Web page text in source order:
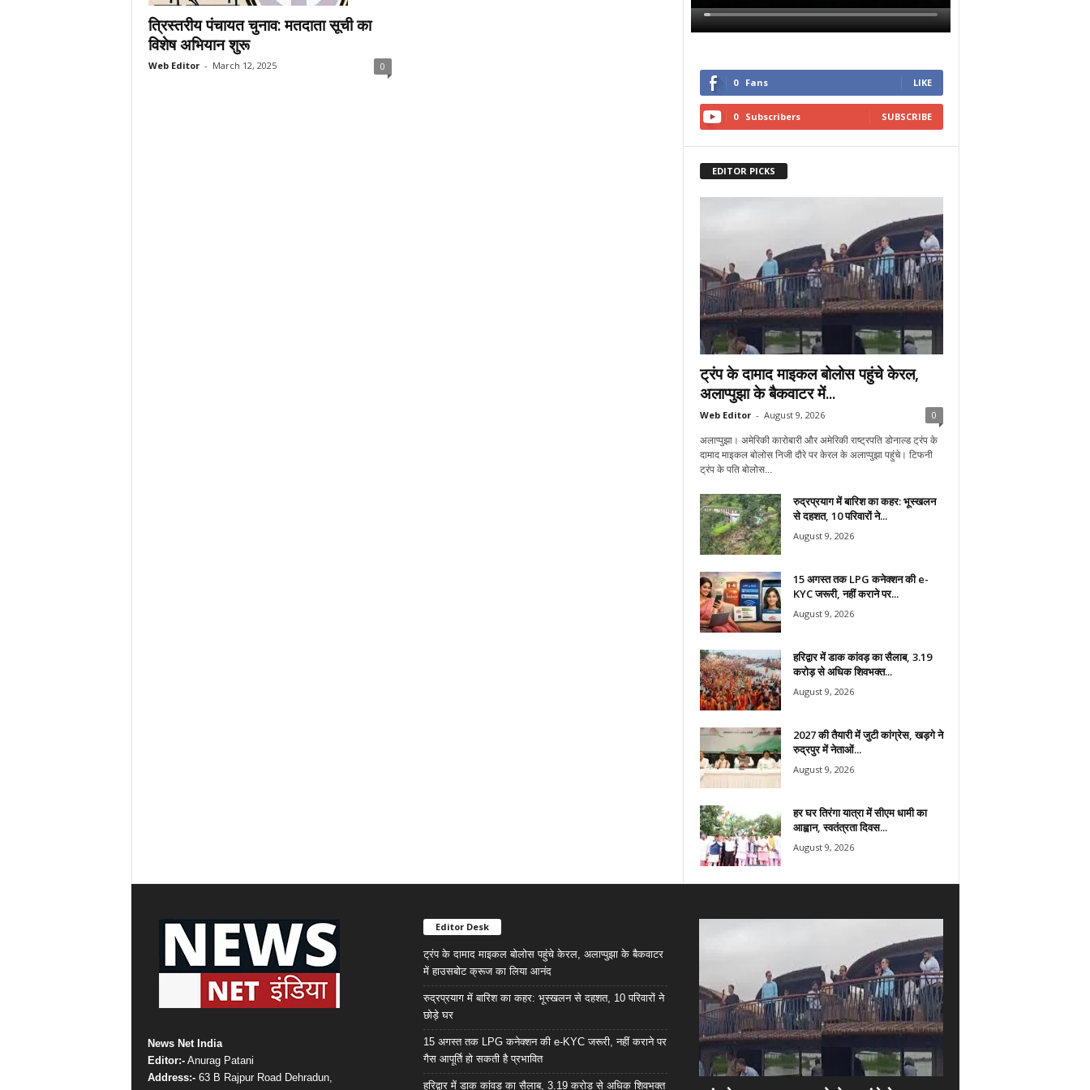
त्रिस्तरीय पंचायत चुनाव: मतदाता सूची का
विशेष अभियान शुरू
Web Editor - March 12, 2025 0
0 Fans LIKE
0 Subscribers SUBSCRIBE
EDITOR PICKS
ट्रंप के दामाद माइकल बोलोस पहुंचे केरल,
अलाप्पुझा के बैकवाटर में...
Web Editor - August 9, 2026 0
अलाप्पुझा। अमेरिकी कारोबारी और अमेरिकी राष्ट्रपति डोनाल्ड ट्रंप के
दामाद माइकल बोलोस निजी दौरे पर केरल के अलाप्पुझा पहुंचे। टिफनी
ट्रंप के पति बोलोस...
रुद्रप्रयाग में बारिश का कहर: भूस्खलन
से दहशत, 10 परिवारों ने...
August 9, 2026
15 अगस्त तक LPG कनेक्शन की e-
KYC जरूरी, नहीं कराने पर...
August 9, 2026
हरिद्वार में डाक कांवड़ का सैलाब, 3.19
करोड़ से अधिक शिवभक्त...
August 9, 2026
2027 की तैयारी में जुटी कांग्रेस, खड़गे ने
रुद्रपुर में नेताओं...
August 9, 2026
हर घर तिरंगा यात्रा में सीएम धामी का
आह्वान, स्वतंत्रता दिवस...
August 9, 2026
News Net India
Editor:-Anurag Patani
Address:-63 B Rajpur Road Dehradun,
Editor Desk
ट्रंप के दामाद माइकल बोलोस पहुंचे केरल, अलाप्पुझा के बैकवाटर
में हाउसबोट क्रूज का लिया आनंद
रुद्रप्रयाग में बारिश का कहर: भूस्खलन से दहशत, 10 परिवारों ने
छोड़े घर
15 अगस्त तक LPG कनेक्शन की e-KYC जरूरी, नहीं कराने पर
गैस आपूर्ति हो सकती है प्रभावित
हरिद्वार में डाक कांवड़ का सैलाब, 3.19 करोड़ से अधिक शिवभक्त